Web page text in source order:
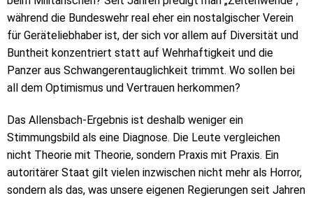
während die Bundeswehr real eher ein nostalgischer Verein
für Geräteliebhaber ist, der sich vor allem auf Diversität und
Buntheit konzentriert statt auf Wehrhaftigkeit und die
Panzer aus Schwangerentauglichkeit trimmt. Wo sollen bei
all dem Optimismus und Vertrauen herkommen?
Das Allensbach-Ergebnis ist deshalb weniger ein
Stimmungsbild als eine Diagnose. Die Leute vergleichen
nicht Theorie mit Theorie, sondern Praxis mit Praxis. Ein
autoritärer Staat gilt vielen inzwischen nicht mehr als Horror,
sondern als das, was unsere eigenen Regierungen seit Jahren